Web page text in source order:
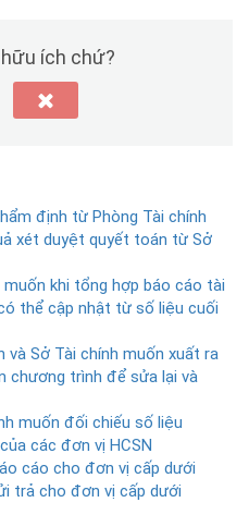
ích chứ?
định từ Phòng Tài chính
xét duyệt quyết toán từ Sở
khi tổng hợp báo cáo tài
thể cập nhật từ số liệu cuối
và Sở Tài chính muốn xuất ra
chương trình để sửa lại và
muốn đối chiếu số liệu
các đơn vị HCSN
cáo cho đơn vị cấp dưới
trả cho đơn vị cấp dưới